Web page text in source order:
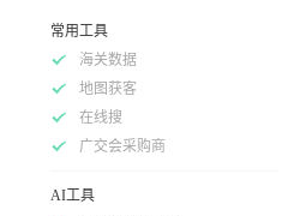
常用工具
海关数据
地图获客
在线搜
广交会采购商
AI工具